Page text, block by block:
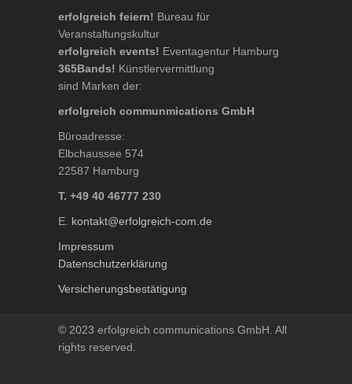
erfolgreich feiern! Bureau für
Veranstaltungskultur
erfolgreich events! Eventagentur Hamburg
365Bands! Künstlervermittlung
sind Marken der:
erfolgreich communmications GmbH
Büroadresse:
Elbchaussee 574
22587 Hamburg
T. +49 40 46777 230
E. kontakt@erfolgreich-com.de
Impressum
Datenschutzerklärung
Versicherungsbestätigung
© 2023 erfolgreich communications GmbH. All
rights reserved.